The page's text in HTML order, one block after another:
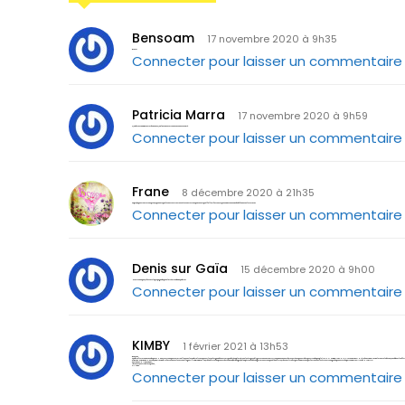
Bensoam 17 novembre 2020 à 9h35
Bravo!
Connecter pour laisser un commentaire
Patricia Marra 17 novembre 2020 à 9h59
Que dire sinon Bravo ! et bon vent. Que la France retrouve sa souveraineté.
Connecter pour laisser un commentaire
Frane 8 décembre 2020 à 21h35
Super, depuis tout ce temps où je pensais que les autres structures étaient corrompues mais qu’il fallait faire avec pour un minimum de défense sur le terrain !
Connecter pour laisser un commentaire
Denis sur Gaïa 15 décembre 2020 à 9h00
Merci 2 ans que je faisais la propagande pour la création d’un syndicat
Connecter pour laisser un commentaire
KIMBY 1 février 2021 à 13h53
Bonjour,
Syndicaliste convaincu depuis 40 ans, je retiens que c’est actuellement le syndicalisme qui est le seul organe démocratique déjà en place à tous les étages, obligatoirement inscrit jusqu’au sommet de ce système, qui est à disposition du peuple (DE NOMBREUX SYNDICALISTES LE SONT), et dont LE PEUPLE a le contrôle dès aujourd’hui. Il suffit d’en
PAR ASSEMBLEE GENEGALE, LE PEUPLE PEUT faire sauter le verrouillage et CORRIGER LE CAP, et bénéficier du pouvoir de réunion, d’échanges, de l’expérience des négociateurs rompus à l’exercice, et des militants, qui connaissent parfaitement les vices et rouages du pouvoir et du patronnât A TOUS LES NIVEAUX.
ESSAYEZ, LANCEZ L’APPEL,….
A bientôt, merci de la réponse,
KIMBY
Connecter pour laisser un commentaire